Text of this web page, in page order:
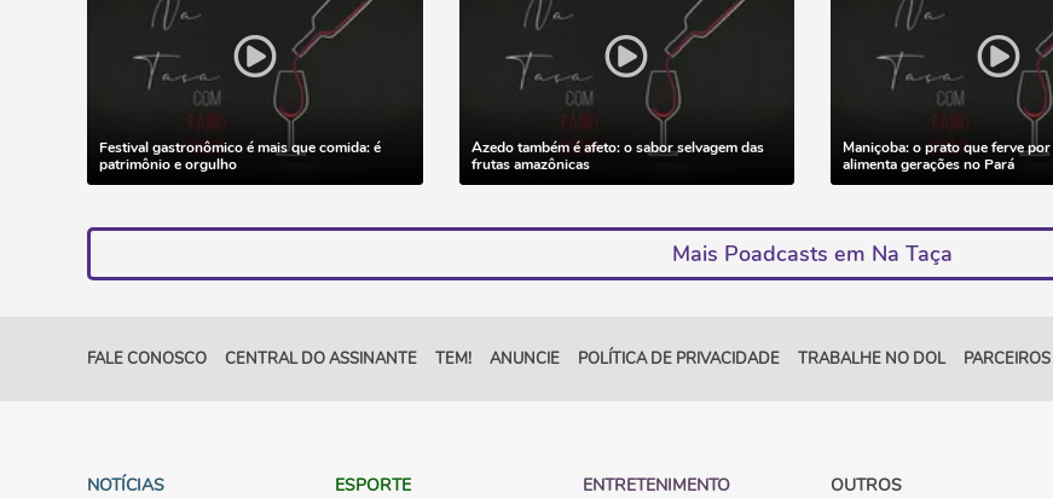
Festival gastronômico é mais que comida: é
patrimônio e orgulho
Azedo também é afeto: o sabor selvagem das
frutas amazônicas
Maniçoba: o prato que ferve
alimenta gerações no Pará
Mais Poadcasts em Na Taça
FALE CONOSCO CENTRAL DO ASSINANTE TEM! ANUNCIE POLÍTICA DE PRIVACIDADE TRABALHE NO DOL PARCEIROS
NOTÍCIAS
ESPORTE
ENTRETENIMENTO
OUTROS